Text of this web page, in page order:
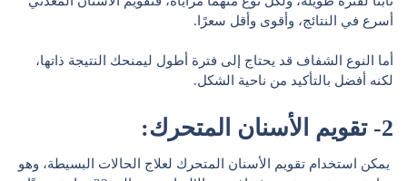
أسرع في النتائج، وأقوى وأقل سعرًا.
أما النوع الشفاف قد يحتاج إلى فترة أطول ليمنحك النتيجة ذاتها،
لكنه أفضل بالتأكيد من ناحية الشكل.
2- تقويم الأسنان المتحرك:
يمكن استخدام تقويم الأسنان المتحرك لعلاج الحالات البسيطة، وهو